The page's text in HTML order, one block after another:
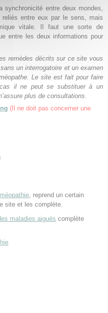
synchronicité entre deux mondes,
entre eux par le sens, mais
vitale. Il faut une sorte de
entre les deux informations pour
remèdes décrits sur ce site vous
un interrogatoire et un examen
Le site est fait pour faire
cas il ne peut se substituer à un
plus de consultations.
(Il ne doit pas concerner une
, reprend un certain
site et les complète.
maladies aiguës complète